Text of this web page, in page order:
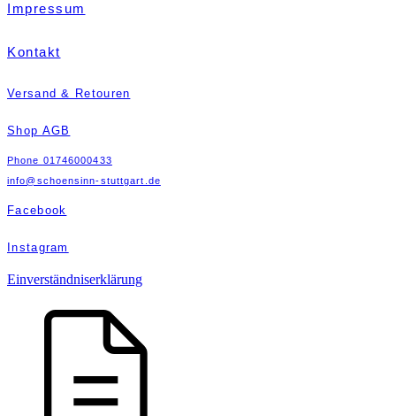
Impressum
Kontakt
Versand & Retouren
Shop AGB
Phone 01746000433
info@schoensinn-stuttgart.de
Facebook
Instagram
Einverständniserklärung